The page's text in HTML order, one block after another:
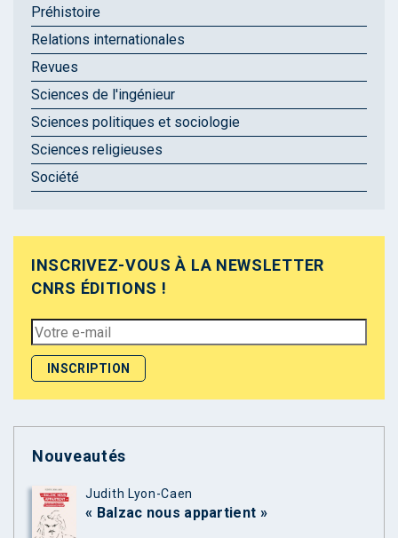
Préhistoire
Relations internationales
Revues
Sciences de l'ingénieur
Sciences politiques et sociologie
Sciences religieuses
Société
INSCRIVEZ-VOUS À LA NEWSLETTER
CNRS ÉDITIONS !
Nouveautés
Judith Lyon-Caen
« Balzac nous appartient »